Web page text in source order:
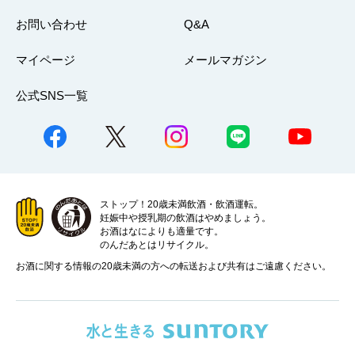
お問い合わせ Q&A
マイページ メールマガジン
公式SNS一覧
ストップ！20歳未満飲酒・飲酒運転。
妊娠中や授乳期の飲酒はやめましょう。
お酒はなによりも適量です。
のんだあとはリサイクル。
お酒に関する情報の20歳未満の方への転送および共有はご遠慮ください。